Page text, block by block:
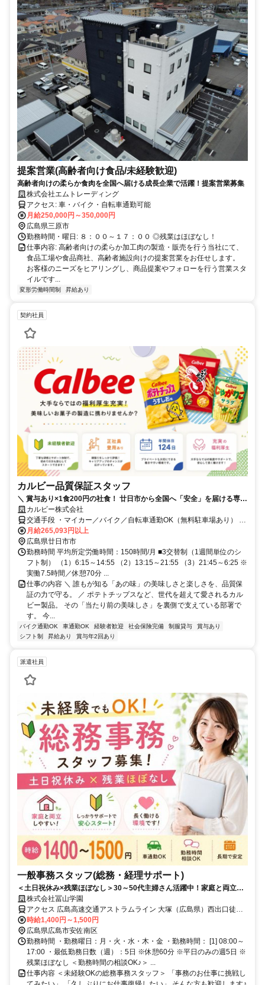
提案営業(高齢者向け食品/未経験歓迎)
高齢者向けの柔らか食肉を全国へ届ける成長企業で活躍！提案営業募集
株式会社エムトレーディング
アクセス: 車・バイク・自転車通勤可能
月給250,000円～350,000円
広島県三原市
勤務時間・曜日: ８：００～１７：００ ◎残業はほぼなし！
仕事内容: 高齢者向けの柔らか加工肉の製造・販売を行う当社にて、
食品工場や食品商社、高齢者施設向けの提案営業をお任せします。
お客様のニーズをヒアリングし、商品提案やフォローを行う営業スタ
イルです...
変形労働時間制 昇給あり
契約社員
カルビー品質保証スタッフ
＼ 賞与あり×1食200円の社食！ 廿日市から全国へ「安全」を届ける専門
職へ ／ ・未経験から専門スキルを！ 理科の実験のような感覚で学べ
る、科学的な検査業務 ・年間休日124日＋大型連休！ ワークライフバラ
ンスも業界トップクラス ・充実の福利厚生！格安社食など、上場企業基
準の待遇 ・早期の無期雇用転換！ 通常5年のところ、カルビーでは「3
年」で選択可能
カルビー株式会社
交通手段 ・マイカー／バイク／自転車通勤OK（無料駐車場あり） 山
陽本線 廿日市駅から車で6分
月給265,093円以上
広島県廿日市市
勤務時間 平均所定労働時間：150時間/月 ■3交替制（1週間単位のシ
フト制） （1）6:15～14:55 （2）13:15～21:55 （3）21:45～6:25 ※
実働7.5時間／休憩70分 ...
仕事の内容 ＼ 誰もが知る「あの味」の美味しさと楽しさを、品質保
証の力で守る。 ／ ポテトチップスなど、世代を超えて愛されるカル
ビー製品。 その「当たり前の美味しさ」を裏側で支えている部署で
す。 今...
バイク通勤OK 車通勤OK 経験者歓迎 社会保険完備 制服貸与
賞与あり
シフト制
昇給あり 賞与年2回あり
派遣社員
一般事務スタッフ(総務・経理サポート)
＜土日祝休み×残業ほぼなし＞30～50代主婦さん活躍中！家庭と両立し
ながら働ける♪未経験・ブランクOK
株式会社冨山学園
アクセス 広島高速交通アストラムライン 大塚（広島県）西出口徒歩
約39分 広島電鉄バス 西風新都線バス停「伴南五丁目」より徒歩5分
時給1,400円～1,500円
広島県広島市安佐南区
勤務時間 ・勤務曜日：月・火・水・木・金 ・勤務時間： [1] 08:00～
17:00 ・最低勤務日数（週）：5日 ※休憩60分 ※平日のみの週5日 ※
残業ほぼなし ＜勤務時間の相談OK♪＞ ...
仕事内容 ＜未経験OKの総務事務スタッフ＞ 「事務のお仕事に挑戦し